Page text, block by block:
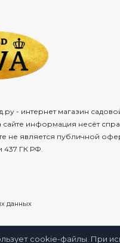
- интернет магазин
сайте информация несёт
не является публичной
437 ГК РФ.
данных
cookie-файлы. При